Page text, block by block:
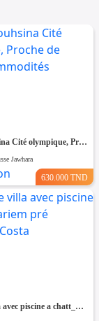
Villa à Bouhsina Cité olympique, Proche de toutes Commodités
Jawhara
630.000 TND
A Vendre villa avec piscine a chatt_mariem pré résidence Costa